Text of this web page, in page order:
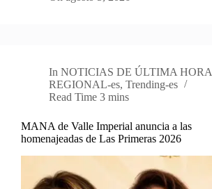
In NOTICIAS DE ÚLTIMA HORA
REGIONAL-es, Trending-es
Read Time 3 mins
MANA de Valle Imperial anuncia a las
homenajeadas de Las Primeras 2026